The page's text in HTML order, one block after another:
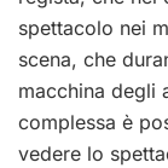
spettacolo nei
scena, che
macchina degli
complessa è
vedere lo